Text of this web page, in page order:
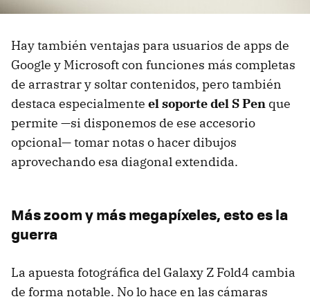
Hay también ventajas para usuarios de apps de
Google y Microsoft con funciones más completas
de arrastrar y soltar contenidos, pero también
destaca especialmente el soporte del S Pen que
permite —si disponemos de ese accesorio
opcional— tomar notas o hacer dibujos
aprovechando esa diagonal extendida.
Más zoom y más megapíxeles, esto es la
guerra
La apuesta fotográfica del Galaxy Z Fold4 cambia
de forma notable. No lo hace en las cámaras